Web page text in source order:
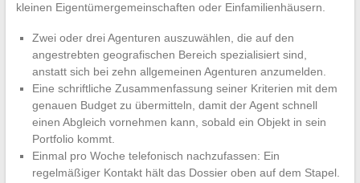
kleinen Eigentümergemeinschaften oder Einfamilienhäusern.
Zwei oder drei Agenturen auszuwählen, die auf den
angestrebten geografischen Bereich spezialisiert sind,
anstatt sich bei zehn allgemeinen Agenturen anzumelden.
Eine schriftliche Zusammenfassung seiner Kriterien mit dem
genauen Budget zu übermitteln, damit der Agent schnell
einen Abgleich vornehmen kann, sobald ein Objekt in sein
Portfolio kommt.
Einmal pro Woche telefonisch nachzufassen: Ein
regelmäßiger Kontakt hält das Dossier oben auf dem Stapel.